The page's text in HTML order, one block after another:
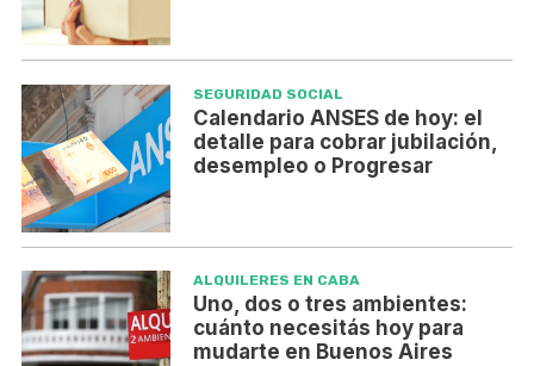
SEGURIDAD SOCIAL
Calendario ANSES de hoy: el
detalle para cobrar jubilación,
desempleo o Progresar
ALQUILERES EN CABA
Uno, dos o tres ambientes:
cuánto necesitás hoy para
mudarte en Buenos Aires